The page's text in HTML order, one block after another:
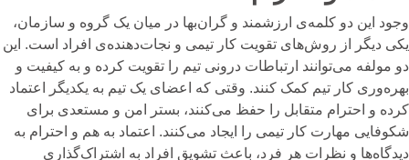
وجود این دو کلمه‌ی ارزشمند و گران‌بها در میان یک گروه و سازمان،
یکی دیگر از روش‌های تقویت کار تیمی و نجات‌دهنده‌ی افراد است. این
دو مولفه می‌توانند ارتباطات درونی تیم را تقویت کرده و به کیفیت و
بهره‌وری کار تیم کمک کنند. وقتی که اعضای یک تیم به یکدیگر اعتماد
کرده و احترام متقابل را حفظ می‌کنند، بستر امن و مستعدی برای
شکوفایی مهارت کار تیمی را ایجاد می‌کنند. اعتماد به هم و احترام به
دیدگاه‌ها و نظرات هر فرد، باعث تشویق افراد به اشتراک‌گذاری